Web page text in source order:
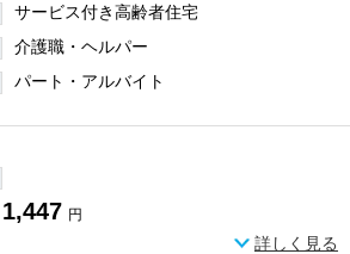
サービス付き高齢者住宅
介護職・ヘルパー
パート・アルバイト
1,447 円
詳しく見る